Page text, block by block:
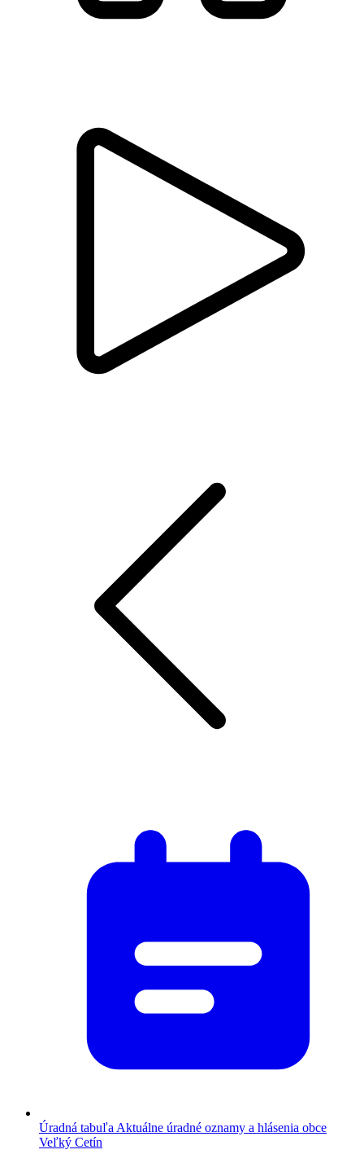
Úradná tabuľa Aktuálne úradné oznamy a hlásenia obce
Veľký Cetín